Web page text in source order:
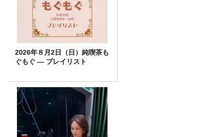
2026年８月2日（日）純喫茶も
ぐもぐ ― プレイリスト